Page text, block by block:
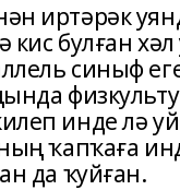
иртәрәк
булған
синыф
инде лә
ҡапҡаға
да ҡуйған.